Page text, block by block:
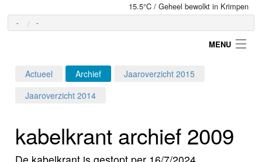
15.5°C / Geheel bewolkt in Krimpen
- -
MENU
Programma's
Actueel Archief
Jaaroverzicht 2015
Jaaroverzicht 2014
kabelkrant archief 2009